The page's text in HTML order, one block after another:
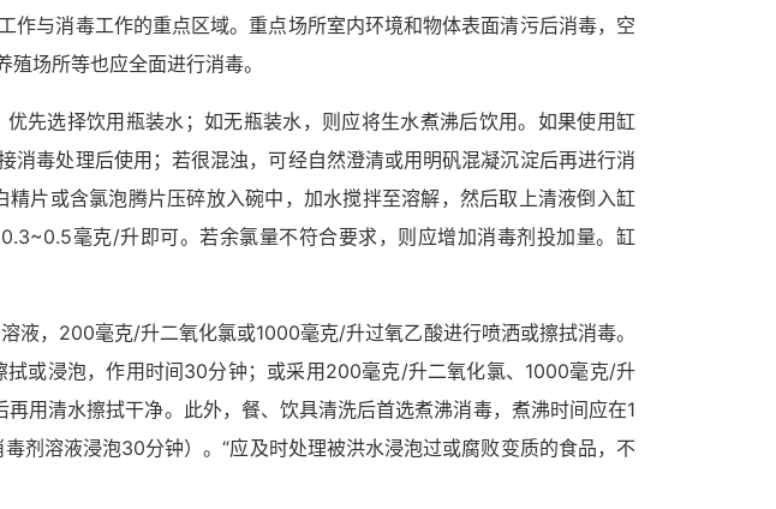
与消毒工作的重点区域。重点场所室内环境和物体表面清污后消毒，空
场所等也应全面进行消毒。
先选择饮用瓶装水；如无瓶装水，则应将生水煮沸后饮用。如果使用缸
消毒处理后使用；若很混浊，可经自然澄清或用明矾混凝沉淀后再进行消
片或含氯泡腾片压碎放入碗中，加水搅拌至溶解，然后取上清液倒入缸
毫克/升即可。若余氯量不符合要求，则应增加消毒剂投加量。缸
，200毫克/升二氧化氯或1000毫克/升过氧乙酸进行喷洒或擦拭消毒。
或浸泡，作用时间30分钟；或采用200毫克/升二氧化氯、1000毫克/升
用清水擦拭干净。此外，餐、饮具清洗后首选煮沸消毒，煮沸时间应在1
溶液浸泡30分钟）。“应及时处理被洪水浸泡过或腐败变质的食品，不